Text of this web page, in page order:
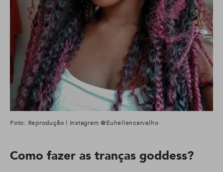
Foto: Reprodução | Instagram @euhellencarvalho
Como fazer as tranças goddess?